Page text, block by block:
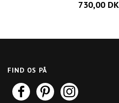
730,00
FIND OS PÅ